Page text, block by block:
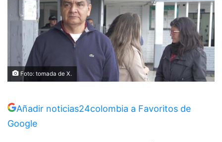
Foto: tomada de X.
Añadir noticias24colombia a Favoritos de
Google